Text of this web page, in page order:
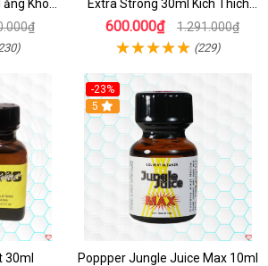
Khoái
Extra Strong 30ml Kích Thích
Cường Độ Cao
600.000₫ 1.291.000₫
(229)
30ml
-23%
5
Poppper Jungle Juice Max 10ml